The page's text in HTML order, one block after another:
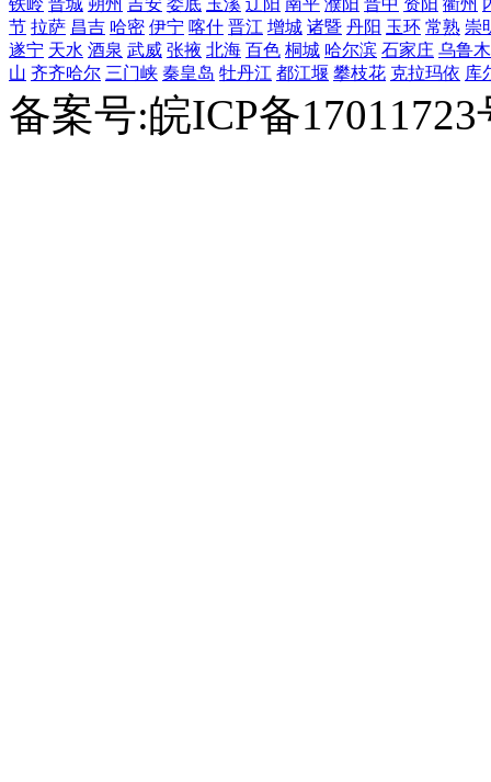
节 拉萨 昌吉 哈密 伊宁 喀什 晋江 增城 诸暨 丹阳 玉环 常熟 崇
遂宁 天水 酒泉 武威 张掖 北海 百色 桐城 哈尔滨 石家庄 乌鲁
山 齐齐哈尔 三门峡 秦皇岛 牡丹江 都江堰 攀枝花 克拉玛依 库
备案号:皖ICP备